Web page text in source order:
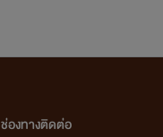
ช่องทางติดต่อ